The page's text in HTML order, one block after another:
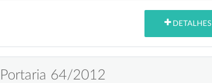
DETALHES
Portaria 64/2012